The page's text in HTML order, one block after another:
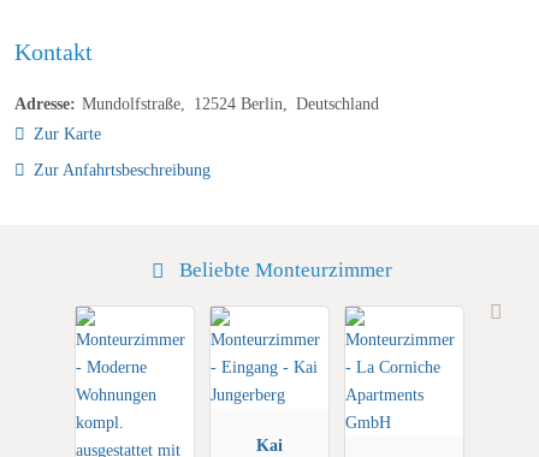
Kontakt
Adresse: Mundolfstraße 12524 Berlin
Deutschland
Zur Karte
Zur Anfahrtsbeschreibung
Beliebte Monteurzimmer
Kai